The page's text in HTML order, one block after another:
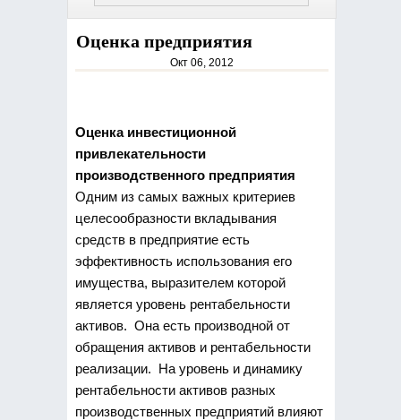
Оценка предприятия
Окт 06, 2012
Оценка инвестиционной
привлекательности
производственного предприятия
Одним из самых важных критериев
целесообразности вкладывания
средств в предприятие есть
эффективность использования его
имущества, выразителем которой
является уровень рентабельности
активов. Она есть производной от
обращения активов и рентабельности
реализации. На уровень и динамику
рентабельности активов разных
производственных предприятий влияют